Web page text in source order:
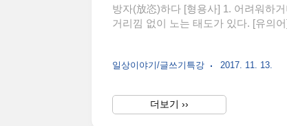
방자(放恣)하다 [형용사] 1. 어려워하
거리낌 없이 노는 태도가 있다. [유의
일상이야기/글쓰기특강 2017. 11. 13.
더보기 ››